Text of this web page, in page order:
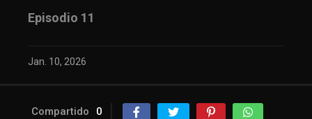
Episodio 11
Jan. 10, 2026
Compartido 0